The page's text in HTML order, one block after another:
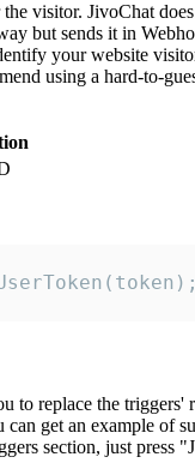
visitor. JivoChat
but sends it in
your website
using a hard-to-
to replace the triggers'
can get an example of
section, just press